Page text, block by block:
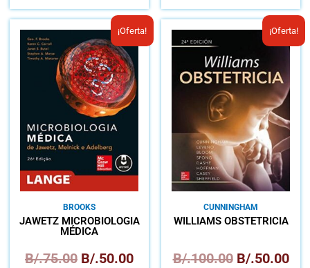
¡Oferta!
BROOKS
JAWETZ MICROBIOLOGÍA
MÉDICA
B/.75.00
El
precio
original
era:
B/.75.00.
B/.50.00
El
precio
actual
es:
B/.50.00.
¡Oferta!
CUNNINGHAM
WILLIAMS OBSTETRICIA
B/.100.00
El
precio
original
era:
B/.100.00.
B/.50.00
El
es: